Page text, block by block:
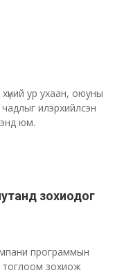
ур ухаан, оюуны
илэрхийлсэн
юм.
зохиодог
программын
тоглоом зохиож